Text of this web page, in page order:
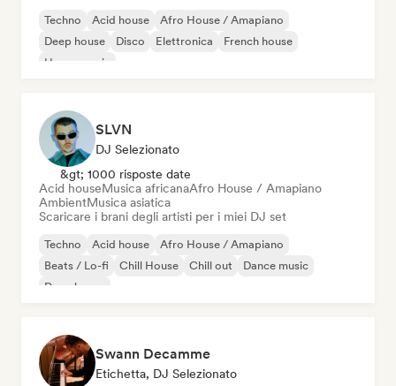
Techno Acid house
Afro House / Amapiano
Deep house
Disco Elettronica
French house
House music
SLVN
DJ Selezionato
&gt; 1000 risposte date
Acid houseMusica africanaAfro House / Amapiano
AmbientMusica asiatica
Scaricare i brani degli artisti per i miei DJ set
Techno Acid house
Afro House / Amapiano
Beats / Lo-fi
Chill House Chill out
Dance music
Deep house
Swann Decamme
Etichetta, DJ Selezionato